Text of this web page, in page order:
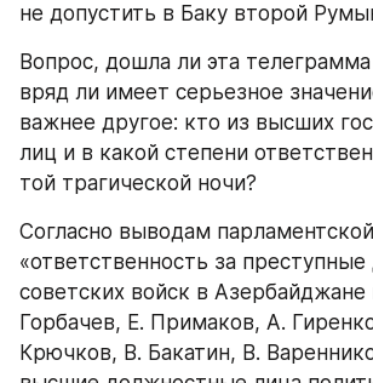
не допустить в Баку второй
Вопрос, дошла ли эта
вряд ли имеет серьезное
важнее другое: кто из высших
лиц и в какой степени
той трагической ночи?
Согласно выводам
«ответственность за
советских войск в Азербайджане
Горбачев, Е. Примаков, А.
Крючков, В. Бакатин, В.